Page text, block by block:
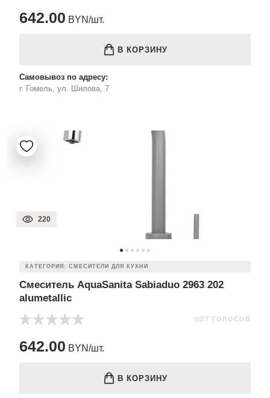
642.00 BYN/шт.
В КОРЗИНУ
Самовывоз по адресу:
г. Гомель, ул. Шилова, 7
220
КАТЕГОРИЯ: СМЕСИТЕЛИ ДЛЯ КУХНИ
Смеситель AquaSanita Sabiaduo 2963 202
alumetallic
НЕТ ГОЛОСОВ
642.00 BYN/шт.
В КОРЗИНУ